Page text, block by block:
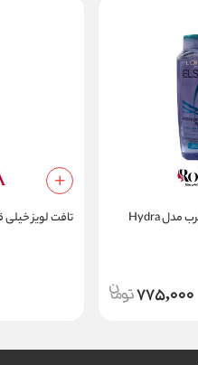
شامپو لورال موهای چرب مدل Hydra
775,000
تافت لویز خیلی